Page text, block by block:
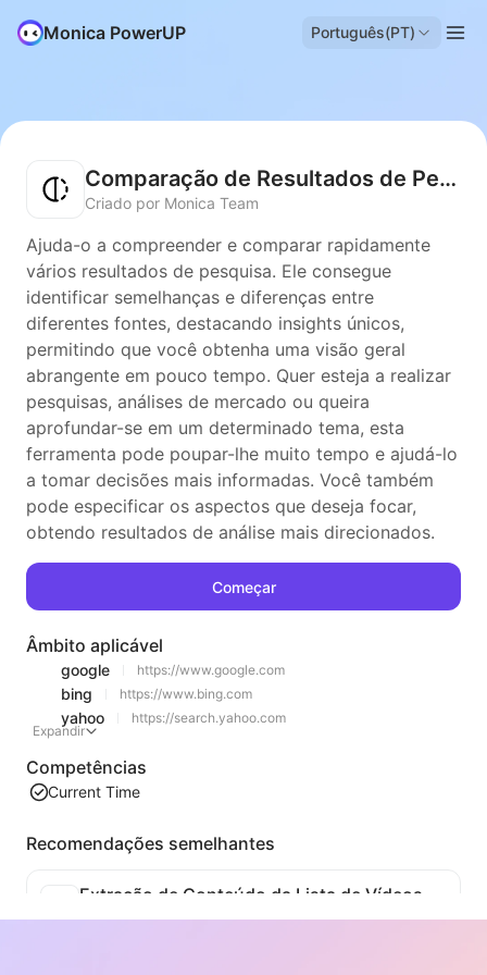
Monica PowerUP Português(PT)
Comparação de Resultados de Pesquisa
Criado por Monica Team
Ajuda-o a compreender e comparar rapidamente
vários resultados de pesquisa. Ele consegue
identificar semelhanças e diferenças entre
diferentes fontes, destacando insights únicos,
permitindo que você obtenha uma visão geral
abrangente em pouco tempo. Quer esteja a realizar
pesquisas, análises de mercado ou queira
aprofundar-se em um determinado tema, esta
ferramenta pode poupar-lhe muito tempo e ajudá-lo
a tomar decisões mais informadas. Você também
pode especificar os aspectos que deseja focar,
obtendo resultados de análise mais direcionados.
Começar
Âmbito aplicável
google https://www.google.com
bing https://www.bing.com
yahoo
https://search.yahoo.com
Expandir
Competências
Current Time
Recomendações semelhantes
Extração de Conteúdo da Lista de Vídeos